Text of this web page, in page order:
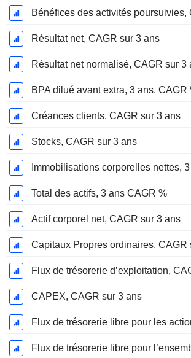
Résultat net, CAGR sur 3 ans
Résultat net normalisé, CAGR sur 3
BPA dilué avant extra, 3 ans. CAGR
Créances clients, CAGR sur 3 ans
Stocks, CAGR sur 3 ans
Total des actifs, 3 ans CAGR %
Actif corporel net, CAGR sur 3 ans
Capitaux Propres ordinaires, CAGR
CAPEX, CAGR sur 3 ans